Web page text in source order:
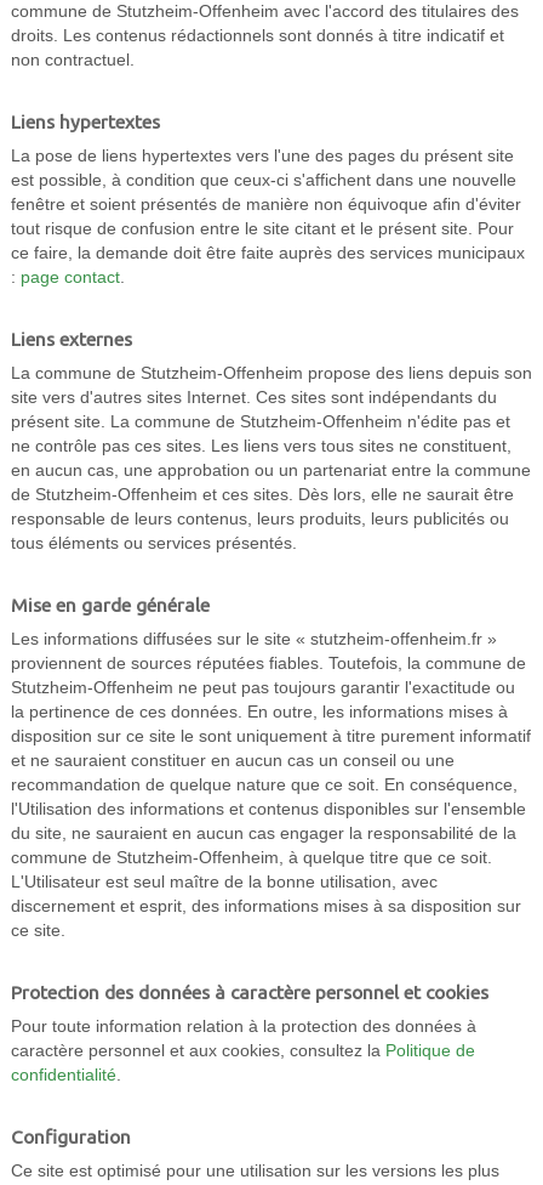
commune de Stutzheim-Offenheim avec l'accord des titulaires des
droits. Les contenus rédactionnels sont donnés à titre indicatif et
non contractuel.
Liens hypertextes
La pose de liens hypertextes vers l'une des pages du présent site
est possible, à condition que ceux-ci s'affichent dans une nouvelle
fenêtre et soient présentés de manière non équivoque afin d'éviter
tout risque de confusion entre le site citant et le présent site. Pour
ce faire, la demande doit être faite auprès des services municipaux
: page contact.
Liens externes
La commune de Stutzheim-Offenheim propose des liens depuis son
site vers d'autres sites Internet. Ces sites sont indépendants du
présent site. La commune de Stutzheim-Offenheim n'édite pas et
ne contrôle pas ces sites. Les liens vers tous sites ne constituent,
en aucun cas, une approbation ou un partenariat entre la commune
de Stutzheim-Offenheim et ces sites. Dès lors, elle ne saurait être
responsable de leurs contenus, leurs produits, leurs publicités ou
tous éléments ou services présentés.
Mise en garde générale
Les informations diffusées sur le site « stutzheim-offenheim.fr »
proviennent de sources réputées fiables. Toutefois, la commune de
Stutzheim-Offenheim ne peut pas toujours garantir l'exactitude ou
la pertinence de ces données. En outre, les informations mises à
disposition sur ce site le sont uniquement à titre purement informatif
et ne sauraient constituer en aucun cas un conseil ou une
recommandation de quelque nature que ce soit. En conséquence,
l'Utilisation des informations et contenus disponibles sur l'ensemble
du site, ne sauraient en aucun cas engager la responsabilité de la
commune de Stutzheim-Offenheim, à quelque titre que ce soit.
L'Utilisateur est seul maître de la bonne utilisation, avec
discernement et esprit, des informations mises à sa disposition sur
ce site.
Protection des données à caractère personnel et cookies
Pour toute information relation à la protection des données à
caractère personnel et aux cookies, consultez la Politique de
confidentialité.
Configuration
Ce site est optimisé pour une utilisation sur les versions les plus